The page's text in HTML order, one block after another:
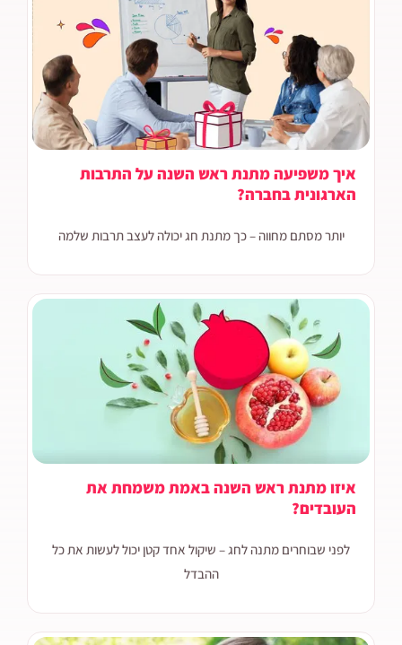
איך משפיעה מתנת ראש השנה על התרבות
הארגונית בחברה?
יותר מסתם מחווה – כך מתנת חג יכולה לעצב תרבות שלמה
איזו מתנת ראש השנה באמת משמחת את
העובדים?
לפני שבוחרים מתנה לחג – שיקול אחד קטן יכול לעשות את כל
ההבדל